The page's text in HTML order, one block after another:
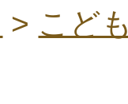
> こど